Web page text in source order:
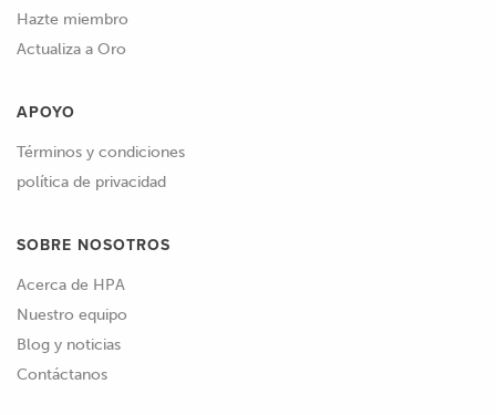
Hazte miembro
Actualiza a Oro
APOYO
Términos y condiciones
política de privacidad
SOBRE NOSOTROS
Acerca de HPA
Nuestro equipo
Blog y noticias
Contáctanos